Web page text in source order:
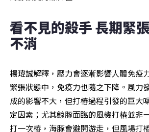
看不見的殺手 長期緊
不消
楊瑋誠解釋，壓力會逐漸影響人體免疫
緊張狀態中，免疫力也隨之下降。風力
成的影響不大，但打樁過程引發的巨大
定因素；尤其鯨豚面臨的風機打樁並非
打一次樁，海豚會避開游走，但風場打